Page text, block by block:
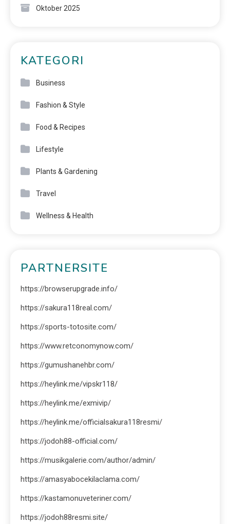
Oktober 2025
KATEGORI
Business
Fashion & Style
Food & Recipes
Lifestyle
Plants & Gardening
Travel
Wellness & Health
PARTNERSITE
https://browserupgrade.info/
https://sakura118real.com/
https://sports-totosite.com/
https://www.retconomynow.com/
https://gumushanehbr.com/
https://heylink.me/vipskr118/
https://heylink.me/exmivip/
https://heylink.me/officialsakura118resmi/
https://jodoh88-official.com/
https://musikgalerie.com/author/admin/
https://amasyabocekilaclama.com/
https://kastamonuveteriner.com/
https://jodoh88resmi.site/